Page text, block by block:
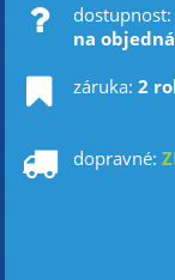
dostupnost:
na
záruka: 2
dopravné: